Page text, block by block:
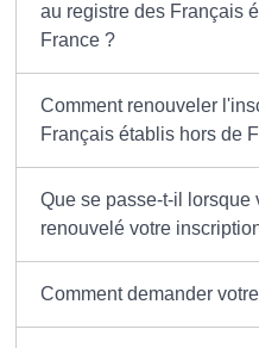
au registre des Français
France ?
Comment renouveler
Français établis hors de
Que se passe-t-il lorsque
renouvelé votre
Comment demander